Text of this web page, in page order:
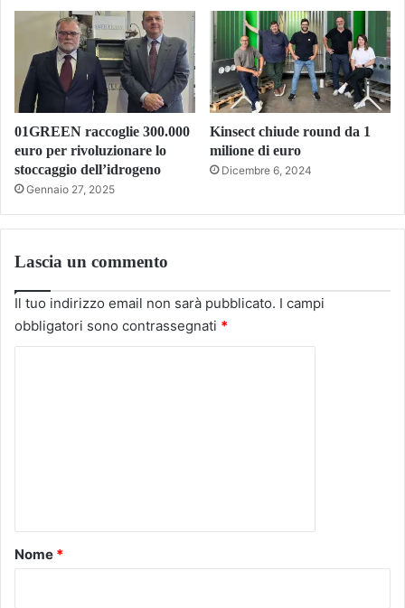
01GREEN raccoglie 300.000
euro per rivoluzionare lo
stoccaggio dell’idrogeno
Gennaio 27, 2025
Kinsect chiude round da 1
milione di euro
Dicembre 6, 2024
Lascia un commento
Il tuo indirizzo email non sarà pubblicato. I campi
obbligatori sono contrassegnati *
o
Nome *